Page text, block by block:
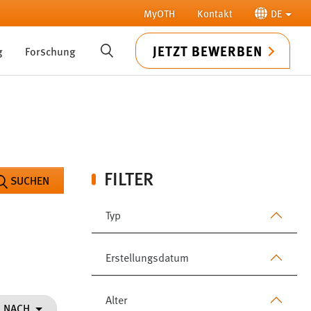
MyOTH Kontakt DE
Forschung SUCHE JETZT BEWERBEN
FILTER
Typ
Erstellungsdatum
Alter
SUCHEN